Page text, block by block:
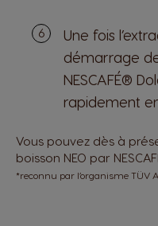
Une fois
démarrage
NESCAFÉ®
rapidement
Vous pouvez dès à
boisson NEO par
*reconnu par l’organisme TÜV